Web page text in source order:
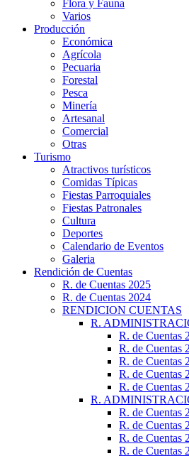
Flora y Fauna
Varios
Producción
Económica
Agrícola
Pecuaria
Forestal
Pesca
Minería
Artesanal
Comercial
Otras
Turismo
Atractivos turísticos
Comidas Típicas
Fiestas Parroquiales
Fiestas Patronales
Cultura
Deportes
Calendario de Eventos
Galeria
Rendición de Cuentas
R. de Cuentas 2025
R. de Cuentas 2024
RENDICION CUENTAS
R.
R. de Cuentas
R. de Cuentas
R. de Cuentas
R. de Cuentas
R. de Cuentas
R.
R. de Cuentas
R. de Cuentas
R. de Cuentas
R. de Cuentas